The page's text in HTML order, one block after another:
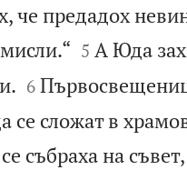
че предадох

5 А Юда

6
се сложат в
събраха на